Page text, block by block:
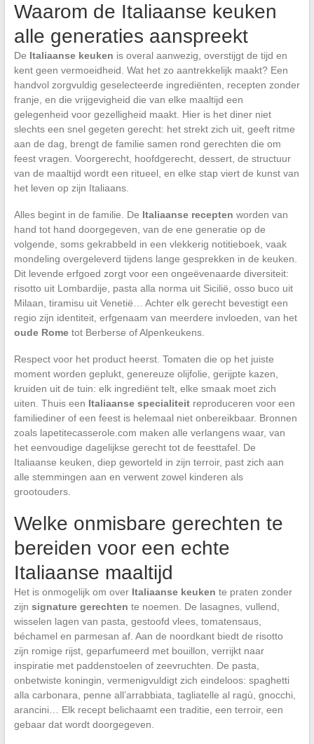
Waarom de Italiaanse keuken
alle generaties aanspreekt
De Italiaanse keuken is overal aanwezig, overstijgt de tijd en
kent geen vermoeidheid. Wat het zo aantrekkelijk maakt? Een
handvol zorgvuldig geselecteerde ingrediënten, recepten zonder
franje, en die vrijgevigheid die van elke maaltijd een
gelegenheid voor gezelligheid maakt. Hier is het diner niet
slechts een snel gegeten gerecht: het strekt zich uit, geeft ritme
aan de dag, brengt de familie samen rond gerechten die om
feest vragen. Voorgerecht, hoofdgerecht, dessert, de structuur
van de maaltijd wordt een ritueel, en elke stap viert de kunst van
het leven op zijn Italiaans.
Alles begint in de familie. De Italiaanse recepten worden van
hand tot hand doorgegeven, van de ene generatie op de
volgende, soms gekrabbeld in een vlekkerig notitieboek, vaak
mondeling overgeleverd tijdens lange gesprekken in de keuken.
Dit levende erfgoed zorgt voor een ongeëvenaarde diversiteit:
risotto uit Lombardije, pasta alla norma uit Sicilië, osso buco uit
Milaan, tiramisu uit Venetië… Achter elk gerecht bevestigt een
regio zijn identiteit, erfgenaam van meerdere invloeden, van het
oude Rometot Berberse of Alpenkeukens.
Respect voor het product heerst. Tomaten die op het juiste
moment worden geplukt, genereuze olijfolie, gerijpte kazen,
kruiden uit de tuin: elk ingrediënt telt, elke smaak moet zich
uiten. Thuis een Italiaanse specialiteitreproduceren voor een
familiediner of een feest is helemaal niet onbereikbaar. Bronnen
zoals lapetitecasserole.com maken alle verlangens waar, van
het eenvoudige dagelijkse gerecht tot de feesttafel. De
Italiaanse keuken, diep geworteld in zijn terroir, past zich aan
alle stemmingen aan en verwent zowel kinderen als
grootouders.
Welke onmisbare gerechten te
bereiden voor een echte
Italiaanse maaltijd
Het is onmogelijk om over Italiaanse keuken te praten zonder
zijn signature gerechten te noemen. De lasagnes, vullend,
wisselen lagen van pasta, gestoofd vlees, tomatensaus,
béchamel en parmesan af. Aan de noordkant biedt de risotto
zijn romige rijst, geparfumeerd met bouillon, verrijkt naar
inspiratie met paddenstoelen of zeevruchten. De pasta,
onbetwiste koningin, vermenigvuldigt zich eindeloos: spaghetti
alla carbonara, penne all’arrabbiata, tagliatelle al ragù, gnocchi,
arancini… Elk recept belichaamt een traditie, een terroir, een
gebaar dat wordt doorgegeven.